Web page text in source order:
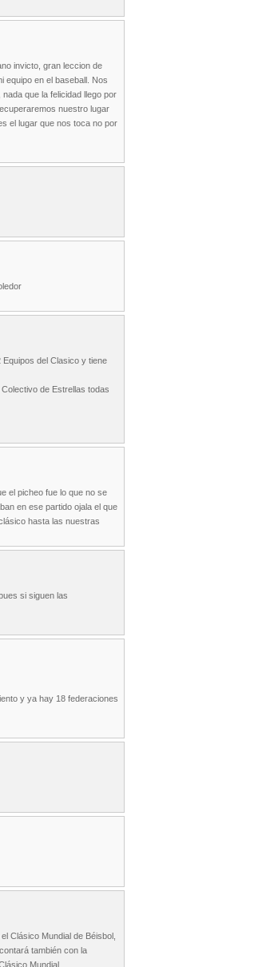
invicto, gran leccion de
equipo en el baseball. Nos
que la felicidad llego por
nuestro lugar
el lugar que nos toca no por
Equipos del Clasico y tiene
de Estrellas todas
el picheo fue lo que no se
en ese partido ojala el que
hasta las nuestras
si siguen las
y ya hay 18 federaciones
Clásico Mundial de Béisbol,
también con la
Mundial.